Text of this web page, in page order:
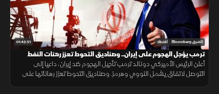
01:42:51 الشرق Bloomberg اقتصاد
ترمب يؤجل الهجوم على إيران.. وصناديق التحوط تعزز رهنات النفط
أعلن الرئيس الأميركي دونالد ترمب تأجيل الهجوم ضد إيران، داعيا إلى
التوصل لاتفاق يشمل النووي وهرمز. وصناديق التحوط تعزز رهاناتها على